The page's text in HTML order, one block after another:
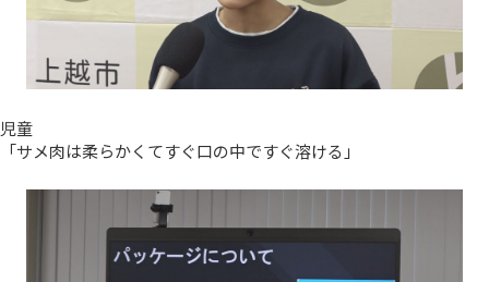
児童
「サメ肉は柔らかくてすぐ口の中ですぐ溶ける」